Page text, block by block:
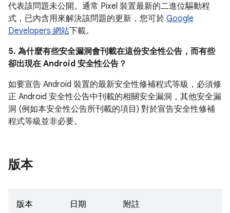
代表該問題未公開。通常 Pixel 裝置最新的二進位驅動程
式，已內含用來解決該問題的更新，您可於 Google
Developers 網站下載。
5. 為什麼有些安全漏洞會刊載在這份安全性公告，而有些
卻出現在 Android 安全性公告？
如要宣告 Android 裝置的最新安全性修補程式等級，必須修
正 Android 安全性公告中刊載的相關安全漏洞，其他安全漏
洞 (例如本安全性公告所刊載的項目) 對於宣告安全性修補
程式等級並非必要。
版本
版本 日期 附註